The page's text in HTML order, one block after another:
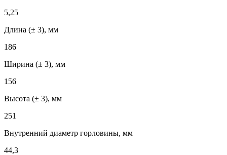
5,25
Длина (± 3), мм
186
Ширина (± 3), мм
156
Высота (± 3), мм
251
Внутренний диаметр горловины, мм
44,3